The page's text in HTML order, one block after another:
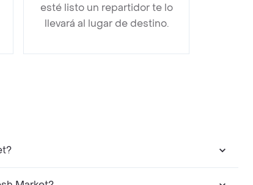
esté listo un repartidor te lo
llevará al lugar de destino.